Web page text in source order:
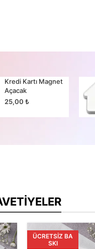
Kredi Kartı Magnet
Açacak
25,00₺
ÜCRETSIZ BA
SKI